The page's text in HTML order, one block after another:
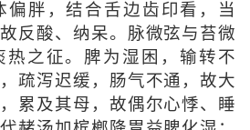
偏胖，结合舌边齿印看，当
反酸、纳呆。脉微弦与苔微
热之征。脾为湿困，输转不
疏泻迟缓，肠气不通，故大
累及其母，故偶尔心悸、睡